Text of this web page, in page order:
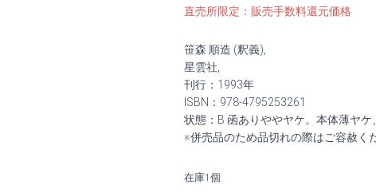
の
価
は
¥10,000
在
は
直売所限定：販売手数料還元価格
笹森 順造 (釈義),
星雲社,
刊行：1993年
ISBN：978-4795253261
状態：B 函ありややヤケ。本体薄ヤケ
※併売品のため品切れの際はご容赦く
在庫1個